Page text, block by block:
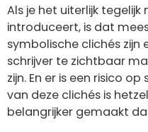
Als je het uiterlijk
introduceert, is dat
symbolische clichés
schrijver te zichtbaar
zijn. En er is een risico
van deze clichés is
belangrijker gemaakt